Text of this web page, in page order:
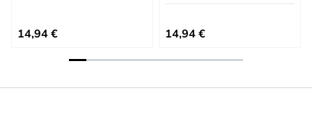
14,94 € 14,94 €